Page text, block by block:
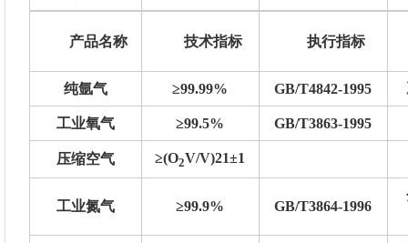
产品名称 技术指标 执行指标
纯氩气 ≥99.99% GB/T4842-1995
工业氧气 ≥99.5% GB/T3863-1995
压缩空气 ≥(O2V/V)21±1
工业氮气 ≥99.9% GB/T3864-1996